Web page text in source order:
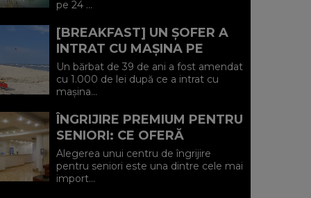
IULIE (P)...
pe 24 ...
[BREAKFAST] UN ȘOFER A
INTRAT CU MAȘINA PE
PLAJA DIN VADU ȘI A FOST
AMENDAT.
Un bărbat de 39 de ani a fost amendat
cu 1.000 de lei după ce a intrat cu
mașina...
ÎNGRIJIRE PREMIUM PENTRU
SENIORI: CE OFERĂ
CENTRUL AFFINITY LIFE
CARE (P)
Alegerea unui centru de îngrijire
pentru seniori este una dintre cele mai
import...